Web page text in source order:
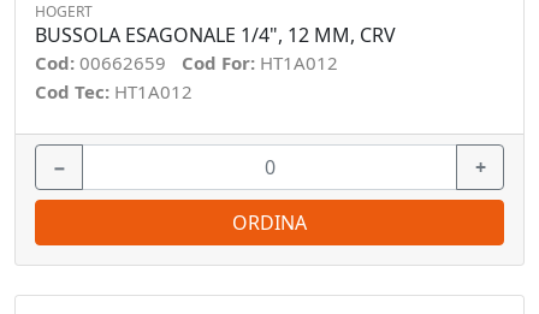
HOGERT
BUSSOLA ESAGONALE 1/4", 12 MM, CRV
Cod: 00662659 Cod For: HT1A012
Cod Tec: HT1A012
− +
ORDINA